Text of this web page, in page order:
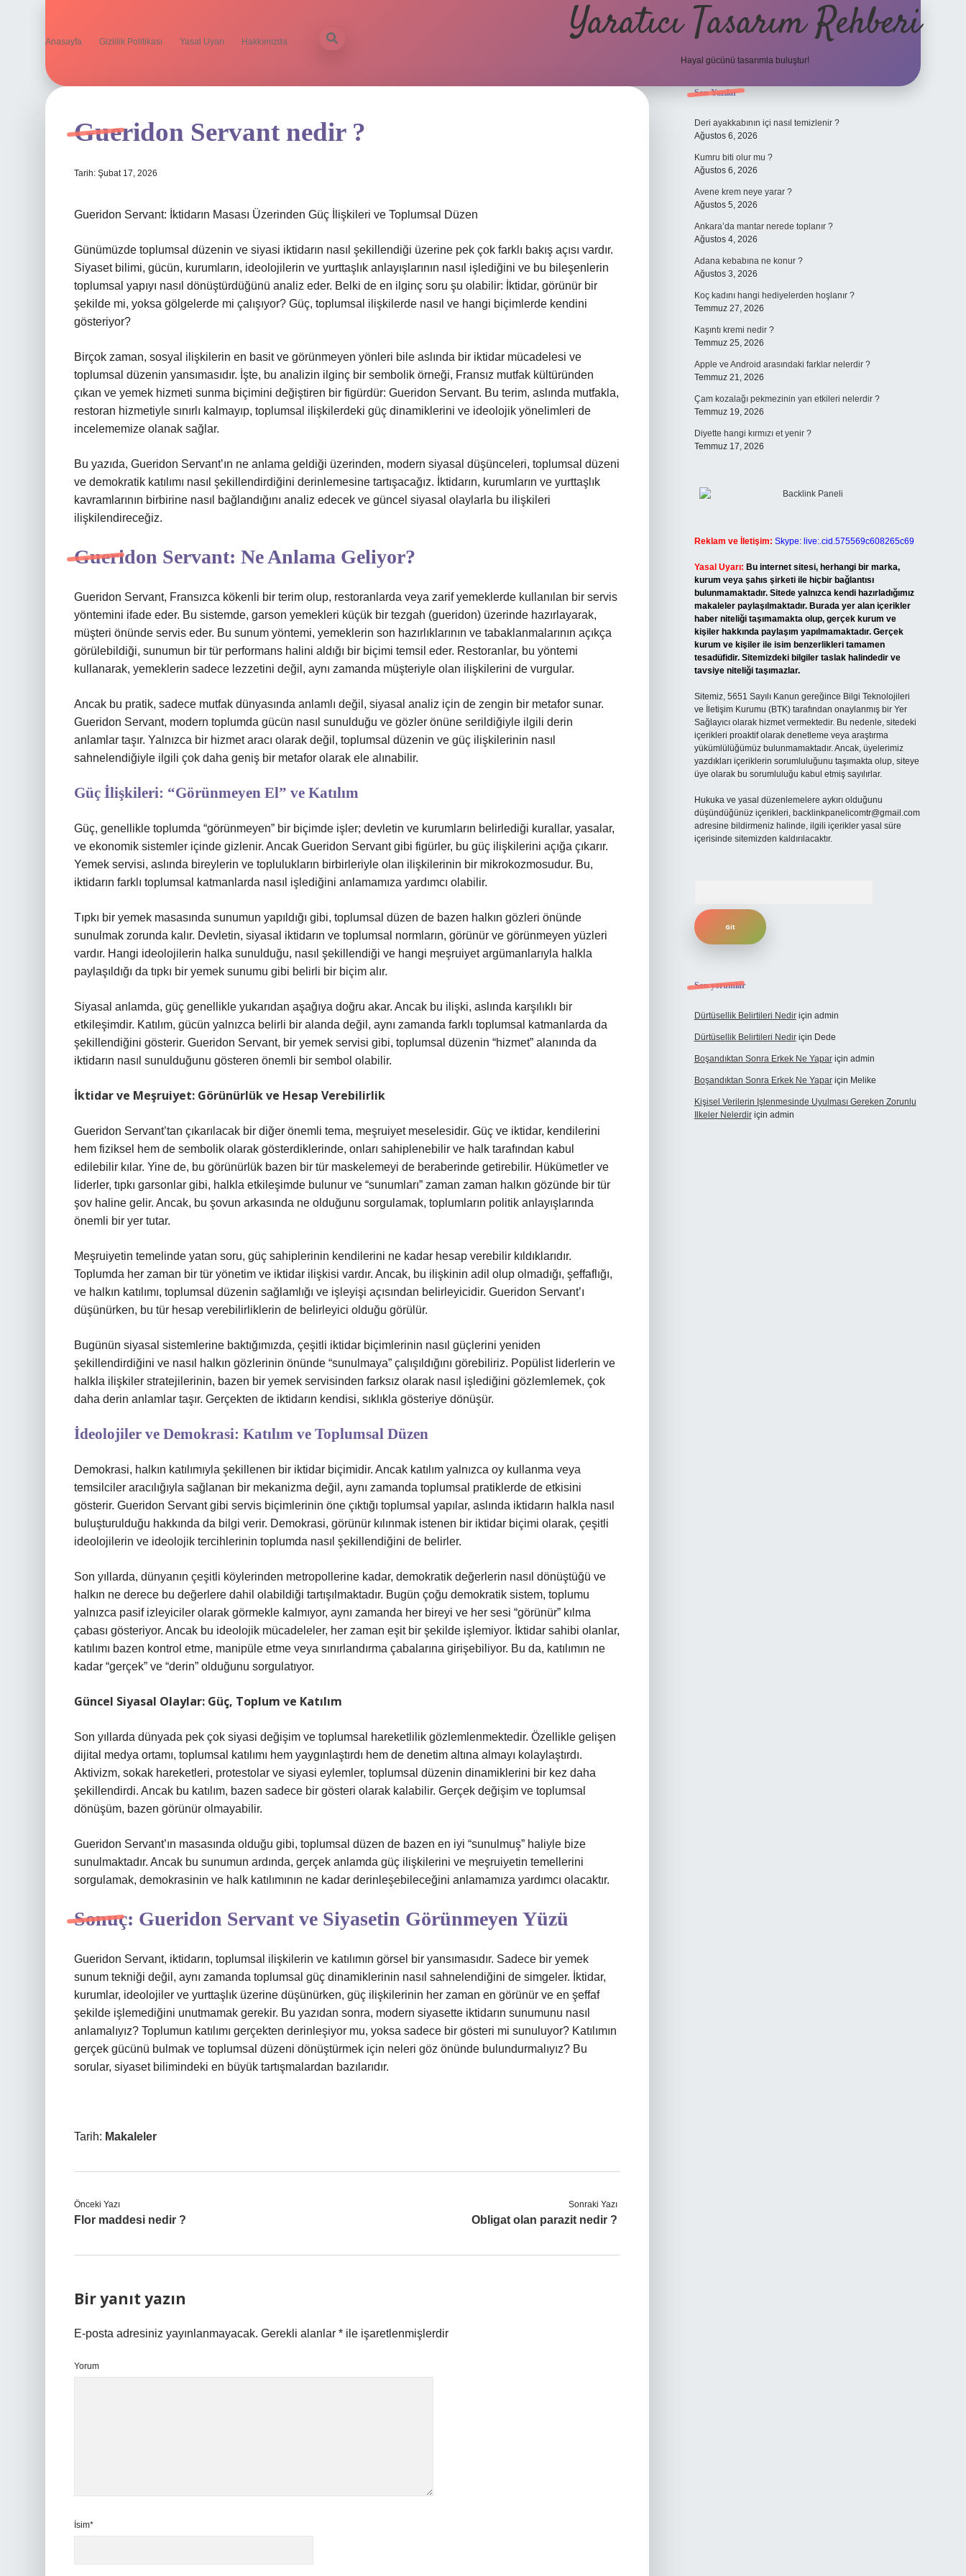
Anasayfa Gizlilik Politikası Yasal Uyarı Hakkımızda Yaratıcı Tasarım Rehberi
Hayal gücünü tasarımla buluştur!
Gueridon Servant nedir ?
Tarih: Şubat 17, 2026
Gueridon Servant: İktidarın Masası Üzerinden Güç İlişkileri ve Toplumsal Düzen
Günümüzde toplumsal düzenin ve siyasi iktidarın nasıl şekillendiği üzerine pek çok farklı bakış açısı vardır.
Siyaset bilimi, gücün, kurumların, ideolojilerin ve yurttaşlık anlayışlarının nasıl işlediğini ve bu bileşenlerin
toplumsal yapıyı nasıl dönüştürdüğünü analiz eder. Belki de en ilginç soru şu olabilir: İktidar, görünür bir
şekilde mi, yoksa gölgelerde mi çalışıyor? Güç, toplumsal ilişkilerde nasıl ve hangi biçimlerde kendini
gösteriyor?
Birçok zaman, sosyal ilişkilerin en basit ve görünmeyen yönleri bile aslında bir iktidar mücadelesi ve
toplumsal düzenin yansımasıdır. İşte, bu analizin ilginç bir sembolik örneği, Fransız mutfak kültüründen
çıkan ve yemek hizmeti sunma biçimini değiştiren bir figürdür: Gueridon Servant. Bu terim, aslında mutfakla,
restoran hizmetiyle sınırlı kalmayıp, toplumsal ilişkilerdeki güç dinamiklerini ve ideolojik yönelimleri de
incelememize olanak sağlar.
Bu yazıda, Gueridon Servant’ın ne anlama geldiği üzerinden, modern siyasal düşünceleri, toplumsal düzeni
ve demokratik katılımı nasıl şekillendirdiğini derinlemesine tartışacağız. İktidarın, kurumların ve yurttaşlık
kavramlarının birbirine nasıl bağlandığını analiz edecek ve güncel siyasal olaylarla bu ilişkileri
ilişkilendireceğiz.
Gueridon Servant: Ne Anlama Geliyor?
Gueridon Servant, Fransızca kökenli bir terim olup, restoranlarda veya zarif yemeklerde kullanılan bir servis
yöntemini ifade eder. Bu sistemde, garson yemekleri küçük bir tezgah (gueridon) üzerinde hazırlayarak,
müşteri önünde servis eder. Bu sunum yöntemi, yemeklerin son hazırlıklarının ve tabaklanmalarının açıkça
görülebildiği, sunumun bir tür performans halini aldığı bir biçimi temsil eder. Restoranlar, bu yöntemi
kullanarak, yemeklerin sadece lezzetini değil, aynı zamanda müşteriyle olan ilişkilerini de vurgular.
Ancak bu pratik, sadece mutfak dünyasında anlamlı değil, siyasal analiz için de zengin bir metafor sunar.
Gueridon Servant, modern toplumda gücün nasıl sunulduğu ve gözler önüne serildiğiyle ilgili derin
anlamlar taşır. Yalnızca bir hizmet aracı olarak değil, toplumsal düzenin ve güç ilişkilerinin nasıl
sahnelendiğiyle ilgili çok daha geniş bir metafor olarak ele alınabilir.
Güç İlişkileri: “Görünmeyen El” ve Katılım
Güç, genellikle toplumda “görünmeyen” bir biçimde işler; devletin ve kurumların belirlediği kurallar, yasalar,
ve ekonomik sistemler içinde gizlenir. Ancak Gueridon Servant gibi figürler, bu güç ilişkilerini açığa çıkarır.
Yemek servisi, aslında bireylerin ve toplulukların birbirleriyle olan ilişkilerinin bir mikrokozmosudur. Bu,
iktidarın farklı toplumsal katmanlarda nasıl işlediğini anlamamıza yardımcı olabilir.
Tıpkı bir yemek masasında sunumun yapıldığı gibi, toplumsal düzen de bazen halkın gözleri önünde
sunulmak zorunda kalır. Devletin, siyasal iktidarın ve toplumsal normların, görünür ve görünmeyen yüzleri
vardır. Hangi ideolojilerin halka sunulduğu, nasıl şekillendiği ve hangi meşruiyet argümanlarıyla halkla
paylaşıldığı da tıpkı bir yemek sunumu gibi belirli bir biçim alır.
Siyasal anlamda, güç genellikle yukarıdan aşağıya doğru akar. Ancak bu ilişki, aslında karşılıklı bir
etkileşimdir. Katılım, gücün yalnızca belirli bir alanda değil, aynı zamanda farklı toplumsal katmanlarda da
şekillendiğini gösterir. Gueridon Servant, bir yemek servisi gibi, toplumsal düzenin “hizmet” alanında da
iktidarın nasıl sunulduğunu gösteren önemli bir sembol olabilir.
İktidar ve Meşruiyet: Görünürlük ve Hesap Verebilirlik
Gueridon Servant’tan çıkarılacak bir diğer önemli tema, meşruiyet meselesidir. Güç ve iktidar, kendilerini
hem fiziksel hem de sembolik olarak gösterdiklerinde, onları sahiplenebilir ve halk tarafından kabul
edilebilir kılar. Yine de, bu görünürlük bazen bir tür maskelemeyi de beraberinde getirebilir. Hükümetler ve
liderler, tıpkı garsonlar gibi, halkla etkileşimde bulunur ve “sunumları” zaman zaman halkın gözünde bir tür
şov haline gelir. Ancak, bu şovun arkasında ne olduğunu sorgulamak, toplumların politik anlayışlarında
önemli bir yer tutar.
Meşruiyetin temelinde yatan soru, güç sahiplerinin kendilerini ne kadar hesap verebilir kıldıklarıdır.
Toplumda her zaman bir tür yönetim ve iktidar ilişkisi vardır. Ancak, bu ilişkinin adil olup olmadığı, şeffaflığı,
ve halkın katılımı, toplumsal düzenin sağlamlığı ve işleyişi açısından belirleyicidir. Gueridon Servant’ı
düşünürken, bu tür hesap verebilirliklerin de belirleyici olduğu görülür.
Bugünün siyasal sistemlerine baktığımızda, çeşitli iktidar biçimlerinin nasıl güçlerini yeniden
şekillendirdiğini ve nasıl halkın gözlerinin önünde “sunulmaya” çalışıldığını görebiliriz. Popülist liderlerin ve
halkla ilişkiler stratejilerinin, bazen bir yemek servisinden farksız olarak nasıl işlediğini gözlemlemek, çok
daha derin anlamlar taşır. Gerçekten de iktidarın kendisi, sıklıkla gösteriye dönüşür.
İdeolojiler ve Demokrasi: Katılım ve Toplumsal Düzen
Demokrasi, halkın katılımıyla şekillenen bir iktidar biçimidir. Ancak katılım yalnızca oy kullanma veya
temsilciler aracılığıyla sağlanan bir mekanizma değil, aynı zamanda toplumsal pratiklerde de etkisini
gösterir. Gueridon Servant gibi servis biçimlerinin öne çıktığı toplumsal yapılar, aslında iktidarın halkla nasıl
buluşturulduğu hakkında da bilgi verir. Demokrasi, görünür kılınmak istenen bir iktidar biçimi olarak, çeşitli
ideolojilerin ve ideolojik tercihlerinin toplumda nasıl şekillendiğini de belirler.
Son yıllarda, dünyanın çeşitli köylerinden metropollerine kadar, demokratik değerlerin nasıl dönüştüğü ve
halkın ne derece bu değerlere dahil olabildiği tartışılmaktadır. Bugün çoğu demokratik sistem, toplumu
yalnızca pasif izleyiciler olarak görmekle kalmıyor, aynı zamanda her bireyi ve her sesi “görünür” kılma
çabası gösteriyor. Ancak bu ideolojik mücadeleler, her zaman eşit bir şekilde işlemiyor. İktidar sahibi olanlar,
katılımı bazen kontrol etme, manipüle etme veya sınırlandırma çabalarına girişebiliyor. Bu da, katılımın ne
kadar “gerçek” ve “derin” olduğunu sorgulatıyor.
Güncel Siyasal Olaylar: Güç, Toplum ve Katılım
Son yıllarda dünyada pek çok siyasi değişim ve toplumsal hareketlilik gözlemlenmektedir. Özellikle gelişen
dijital medya ortamı, toplumsal katılımı hem yaygınlaştırdı hem de denetim altına almayı kolaylaştırdı.
Aktivizm, sokak hareketleri, protestolar ve siyasi eylemler, toplumsal düzenin dinamiklerini bir kez daha
şekillendirdi. Ancak bu katılım, bazen sadece bir gösteri olarak kalabilir. Gerçek değişim ve toplumsal
dönüşüm, bazen görünür olmayabilir.
Gueridon Servant’ın masasında olduğu gibi, toplumsal düzen de bazen en iyi “sunulmuş” haliyle bize
sunulmaktadır. Ancak bu sunumun ardında, gerçek anlamda güç ilişkilerini ve meşruiyetin temellerini
sorgulamak, demokrasinin ve halk katılımının ne kadar derinleşebileceğini anlamamıza yardımcı olacaktır.
Sonuç: Gueridon Servant ve Siyasetin Görünmeyen Yüzü
Gueridon Servant, iktidarın, toplumsal ilişkilerin ve katılımın görsel bir yansımasıdır. Sadece bir yemek
sunum tekniği değil, aynı zamanda toplumsal güç dinamiklerinin nasıl sahnelendiğini de simgeler. İktidar,
kurumlar, ideolojiler ve yurttaşlık üzerine düşünürken, güç ilişkilerinin her zaman en görünür ve en şeffaf
şekilde işlemediğini unutmamak gerekir. Bu yazıdan sonra, modern siyasette iktidarın sunumunu nasıl
anlamalıyız? Toplumun katılımı gerçekten derinleşiyor mu, yoksa sadece bir gösteri mi sunuluyor? Katılımın
gerçek gücünü bulmak ve toplumsal düzeni dönüştürmek için neleri göz önünde bulundurmalıyız? Bu
sorular, siyaset bilimindeki en büyük tartışmalardan bazılarıdır.
Tarih: Makaleler
Önceki Yazı
Flor maddesi nedir ?
Sonraki Yazı
Obligat olan parazit nedir ?
Bir yanıt yazın
E-posta adresiniz yayınlanmayacak. Gerekli alanlar * ile işaretlenmişlerdir
Yorum
İsim*
Sidebar
Son Yazılar
Deri ayakkabının içi nasıl temizlenir ?
Ağustos 6, 2026
Kumru biti olur mu ?
Ağustos 6, 2026
Avene krem neye yarar ?
Ağustos 5, 2026
Ankara’da mantar nerede toplanır ?
Ağustos 4, 2026
Adana kebabına ne konur ?
Ağustos 3, 2026
Koç kadını hangi hediyelerden hoşlanır ?
Temmuz 27, 2026
Kaşıntı kremi nedir ?
Temmuz 25, 2026
Apple ve Android arasındaki farklar nelerdir ?
Temmuz 21, 2026
Çam kozalağı pekmezinin yan etkileri nelerdir ?
Temmuz 19, 2026
Diyette hangi kırmızı et yenir ?
Temmuz 17, 2026
Reklam ve İletişim: Skype: live:.cid.575569c608265c69
Yasal Uyarı: Bu internet sitesi, herhangi bir marka,
kurum veya şahıs şirketi ile hiçbir bağlantısı
bulunmamaktadır. Sitede yalnızca kendi hazırladığımız
makaleler paylaşılmaktadır. Burada yer alan içerikler
haber niteliği taşımamakta olup, gerçek kurum ve
kişiler hakkında paylaşım yapılmamaktadır. Gerçek
kurum ve kişiler ile isim benzerlikleri tamamen
tesadüfidir. Sitemizdeki bilgiler taslak halindedir ve
tavsiye niteliği taşımazlar.
Sitemiz, 5651 Sayılı Kanun gereğince Bilgi Teknolojileri
ve İletişim Kurumu (BTK) tarafından onaylanmış bir Yer
Sağlayıcı olarak hizmet vermektedir. Bu nedenle, sitedeki
içerikleri proaktif olarak denetleme veya araştırma
yükümlülüğümüz bulunmamaktadır. Ancak, üyelerimiz
yazdıkları içeriklerin sorumluluğunu taşımakta olup, siteye
üye olarak bu sorumluluğu kabul etmiş sayılırlar.
Hukuka ve yasal düzenlemelere aykırı olduğunu
düşündüğünüz içerikleri, backlinkpanelicomtr@gmail.com
adresine bildirmeniz halinde, ilgili içerikler yasal süre
içerisinde sitemizden kaldırılacaktır.
Son yorumlar
Dürtüsellik Belirtileri Nediriçin admin
Dürtüsellik Belirtileri Nediriçin Dede
Boşandıktan Sonra Erkek Ne Yapariçin admin
Boşandıktan Sonra Erkek Ne Yapariçin Melike
Kişisel Verilerin Işlenmesinde Uyulması Gereken Zorunlu
Ilkeler Nelerdiriçin admin